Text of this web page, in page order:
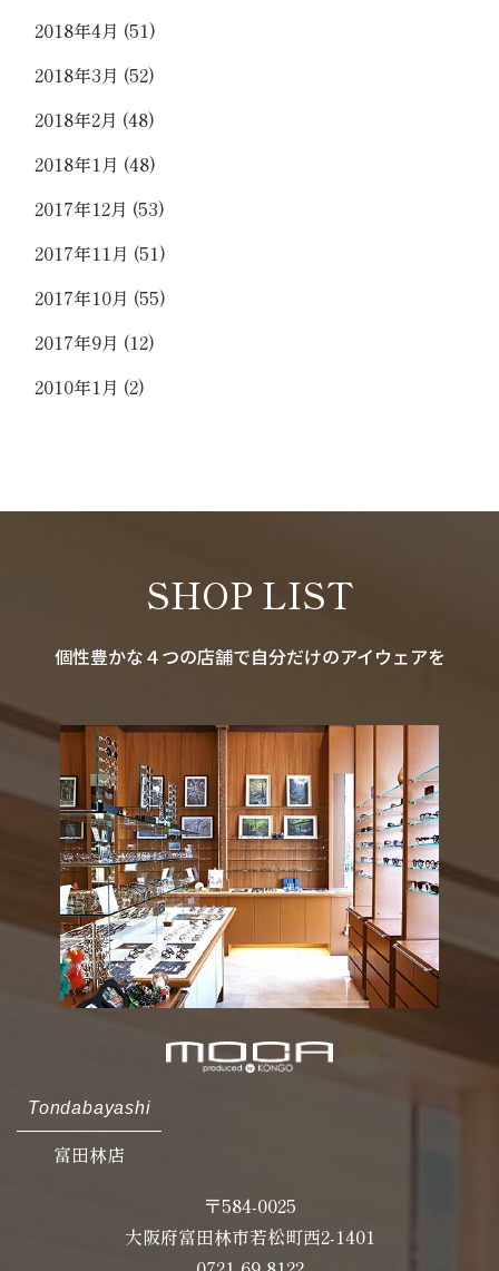
2018年4月 (51)
2018年3月 (52)
2018年2月 (48)
2018年1月 (48)
2017年12月 (53)
2017年11月 (51)
2017年10月 (55)
2017年9月 (12)
2010年1月 (2)
SHOP LIST
個性豊かな４つの店舗で自分だけのアイウェアを
Tondabayashi
富田林店
〒584-0025
大阪府富田林市若松町西2-1401